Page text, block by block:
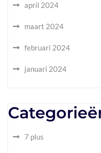
april 2024
maart 2024
februari 2024
januari 2024
7 plus